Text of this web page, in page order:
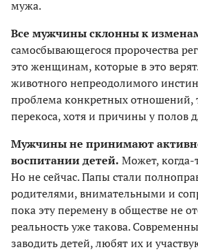
мужа.
Все мужчины склонны к
самосбывающегося пророчества
это женщинам, которые в это
животного непреодолимого
проблема конкретных отношений,
перекоса, хотя и причины у полов
Мужчины не принимают
воспитании детей. Может, когда-
Но не сейчас. Папы стали
родителями, внимательными и
пока эту перемену в обществе не
реальность уже такова.
заводить детей, любят их и